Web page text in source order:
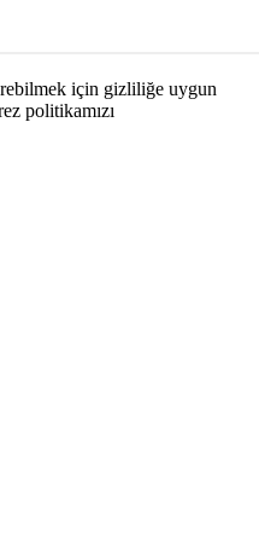
için gizliliğe uygun
politikamızı